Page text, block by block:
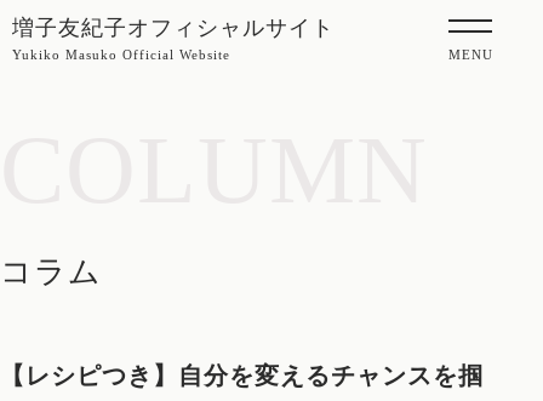
増子友紀子オフィシャルサイト
Yukiko Masuko Official Website MENU
コラム
【レシピつき】自分を変えるチャンスを掴